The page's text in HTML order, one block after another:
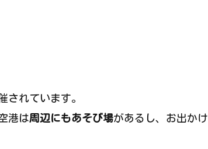
されています。
港は周辺にもあそび場があるし、お出かけ